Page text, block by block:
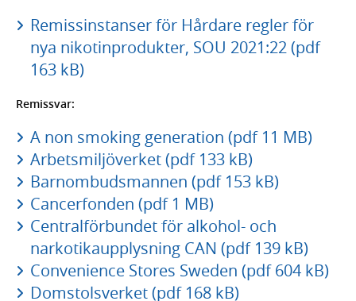
Remissinstanser för Hårdare regler för
nya nikotinprodukter, SOU 2021:22 (pdf
163 kB)
Remissvar:
A non smoking generation (pdf 11 MB)
Arbetsmiljöverket (pdf 133 kB)
Barnombudsmannen (pdf 153 kB)
Cancerfonden (pdf 1 MB)
Centralförbundet för alkohol- och
narkotikaupplysning CAN (pdf 139 kB)
Convenience Stores Sweden (pdf 604 kB)
Domstolsverket (pdf 168 kB)